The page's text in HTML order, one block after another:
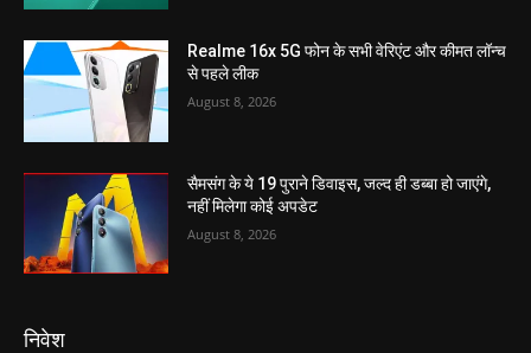
Realme 16x 5G फोन के सभी वेरिएंट और कीमत लॉन्च
से पहले लीक
August 8, 2026
सैमसंग के ये 19 पुराने डिवाइस, जल्द ही डब्बा हो जाएंगे,
नहीं मिलेगा कोई अपडेट
August 8, 2026
निवेश